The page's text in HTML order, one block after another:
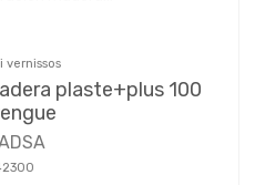
vernissos
plaste+plus 100